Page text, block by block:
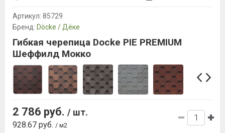
Артикул: 85729
Бренд: Döcke / Дёке
Гибкая черепица Dоcke PIE PREMIUM
Шеффилд Мокко
2 786 руб. / шт.
928.67 руб. / м2